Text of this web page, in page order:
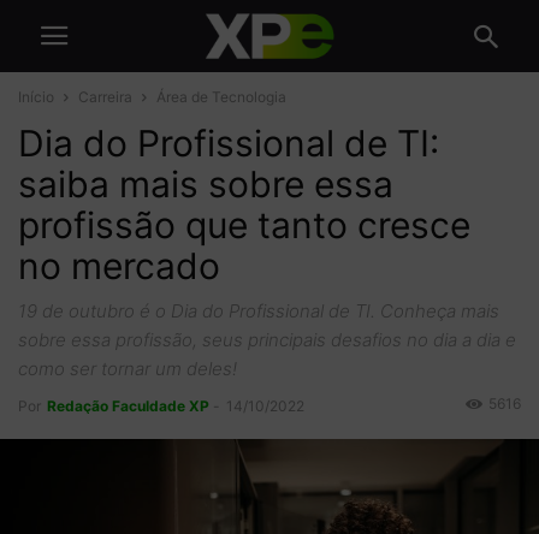
Início Carreira Área de Tecnologia
Dia do Profissional de TI:
saiba mais sobre essa
profissão que tanto cresce
no mercado
19 de outubro é o Dia do Profissional de TI. Conheça mais
sobre essa profissão, seus principais desafios no dia a dia e
como ser tornar um deles!
Por Redação Faculdade XP 14/10/2022 5616